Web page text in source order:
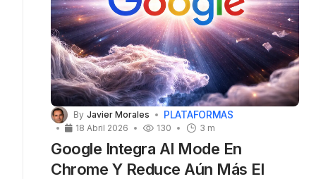
By Javier Morales PLATAFORMAS
3 m
18 Abril 2026 130
Google Integra AI Mode En
Chrome Y Reduce Aún Más El